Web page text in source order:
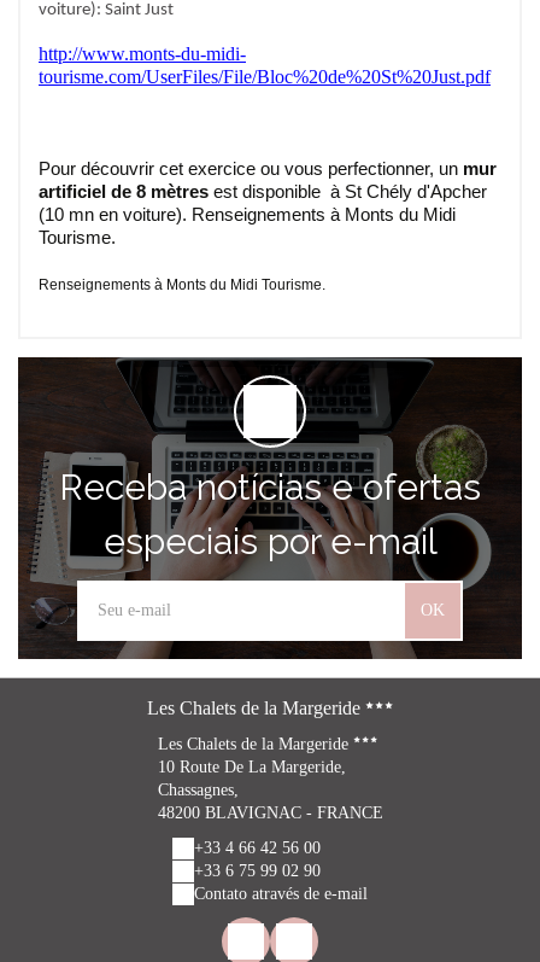
voiture): Saint Just
http://www.monts-du-midi-
tourisme.com/UserFiles/File/Bloc%20de%20St%20Just.pdf
Pour découvrir cet exercice ou vous perfectionner, un mur
artificiel de 8 mètres est disponible à St Chély d'Apcher
(10 mn en voiture). Renseignements à Monts du Midi
Tourisme.
Renseignements à Monts du Midi Tourisme.
Receba notícias e ofertas
especiais por e-mail
OK
Les Chalets de la Margeride
Les Chalets de la Margeride
10 Route De La Margeride,
Chassagnes,
48200 BLAVIGNAC - FRANCE
+33 4 66 42 56 00
+33 6 75 99 02 90
Contato através de e-mail